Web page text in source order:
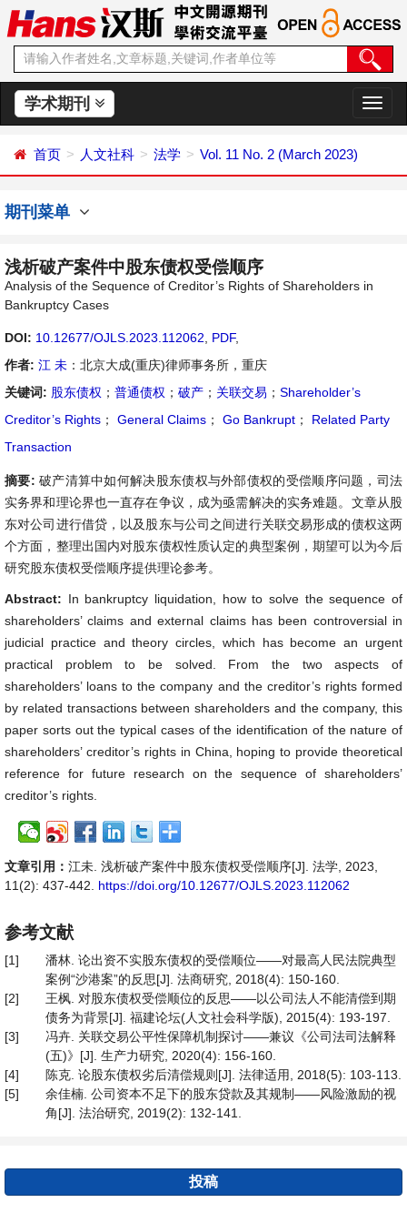
学术期刊
切
换
首页 人文社科 法学 Vol. 11 No. 2 (March 2023)
期刊菜单
浅析破产案件中股东债权受偿顺序
Analysis of the Sequence of Creditor’s Rights of Shareholders in
Bankruptcy Cases
DOI: 10.12677/OJLS.2023.112062 PDF,
作者: 江 未 ：北京大成(重庆)律师事务所，重庆
关键词: 股东债权 ； 普通债权 ； 破产 ； 关联交易 ； Shareholder’s
Creditor’s Rights ； General Claims ； Go Bankrupt ；
Related Party
Transaction
摘要: 破产清算中如何解决股东债权与外部债权的受偿顺序问题，司法
实务界和理论界也一直存在争议，成为亟需解决的实务难题。文章从股
东对公司进行借贷，以及股东与公司之间进行关联交易形成的债权这两
个方面，整理出国内对股东债权性质认定的典型案例，期望可以为今后
研究股东债权受偿顺序提供理论参考。
Abstract: In bankruptcy liquidation, how to solve the sequence of
shareholders’ claims and external claims has been controversial in
judicial practice and theory circles, which has become an urgent
practical problem to be solved. From the two aspects of
shareholders’ loans to the company and the creditor’s rights formed
by related transactions between shareholders and the company, this
paper sorts out the typical cases of the identification of the nature of
shareholders’ creditor’s rights in China, hoping to provide theoretical
reference for future research on the sequence of shareholders’
creditor’s rights.
文章引用： 江未. 浅析破产案件中股东债权受偿顺序[J]. 法学, 2023,
11(2): 437-442. https://doi.org/10.12677/OJLS.2023.112062
参考文献
[1]
潘林. 论出资不实股东债权的受偿顺位——对最高人民法院典型
案例“沙港案”的反思[J]. 法商研究, 2018(4): 150-160.
[2]
王枫. 对股东债权受偿顺位的反思——以公司法人不能清偿到期
债务为背景[J]. 福建论坛(人文社会科学版), 2015(4): 193-197.
[3]
冯卉. 关联交易公平性保障机制探讨——兼议《公司法司法解释
(五)》[J]. 生产力研究, 2020(4): 156-160.
[4]
陈克. 论股东债权劣后清偿规则[J]. 法律适用, 2018(5): 103-113.
[5]
余佳楠. 公司资本不足下的股东贷款及其规制——风险激励的视
角[J]. 法治研究, 2019(2): 132-141.
投稿